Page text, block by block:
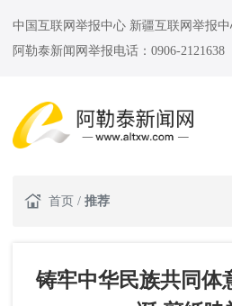
中国互联网举报中心 新疆互联网举报
阿勒泰新闻网举报电话：0906-2121638
首页 / 推荐
铸牢中华民族共同体